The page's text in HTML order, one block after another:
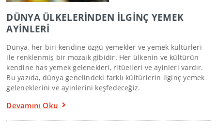
DÜNYA ÜLKELERİNDEN İLGİNÇ YEMEK
AYİNLERİ
Dünya, her biri kendine özgü yemekler ve yemek kültürleri
ile renklenmiş bir mozaik gibidir. Her ülkenin ve kültürün
kendine has yemek gelenekleri, ritüelleri ve ayinleri vardır.
Bu yazıda, dünya genelindeki farklı kültürlerin ilginç yemek
geleneklerini ve ayinlerini keşfedeceğiz.
Devamını Oku